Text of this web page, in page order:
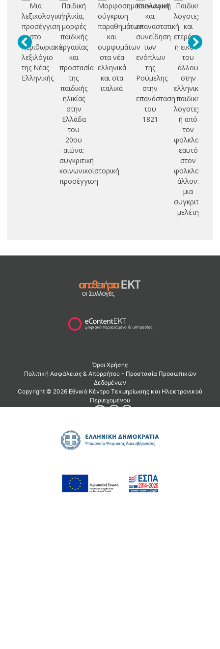
Μια
λεξικολογική
προσέγγιση
στο
περιθωριακό
λεξιλόγιο
της Νέας
Ελληνικής
Παιδική
ηλικία,
μορφές
παιδικής
εργασίας
και
προστασία
της
παιδικής
ηλικίας
στην
Ελλάδα
του
20ου
αιώνα:
συγκριτική
κοινωνικοϊστορική
προσέγγιση
Μορφοσημασιολογική
σύγκριση
παραθημάτων
και
συμφυμάτων
στα νέα
ελληνικά
και στα
ιταλικά
Κοινωνική
και
επαναστατική
συνείδηση
των
ενόπλων
της
Ρούμελης
στην
επανάσταση
του
1821
Παιδική
λογοτεχνία
και
ετερότητα:
η εικόνα
του
άλλου
στην
ελληνική
παιδική
λογοτεχνία
ή από
τον
φολκλορικό
εαυτό
στον
φολκλορικό
άλλον:
μια
συγκριτική
μελέτη